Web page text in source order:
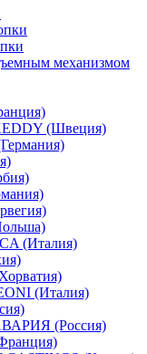
механизмом
(Швеция)
(Италия)
(Италия)
(Россия)